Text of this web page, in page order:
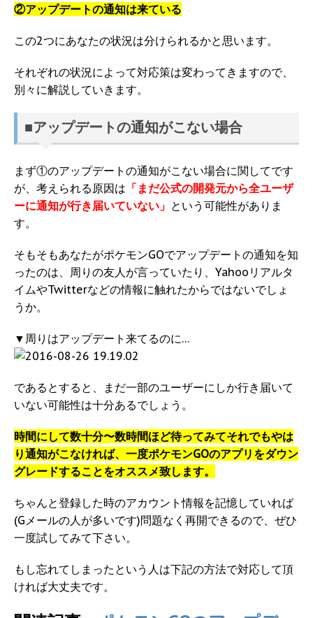
②アップデートの通知は来ている
この2つにあなたの状況は分けられるかと思います。
それぞれの状況によって対応策は変わってきますので、
別々に解説していきます。
■アップデートの通知がこない場合
まず①のアップデートの通知がこない場合に関してです
が、考えられる原因は 「まだ公式の開発元から全ユーザ
ーに通知が行き届いていない」 という可能性がありま
す。
そもそもあなたがポケモンGOでアップデートの通知を知
ったのは、周りの友人が言っていたり、Yahooリアルタ
イムやTwitterなどの情報に触れたからではないでしょ
うか。
▼周りはアップデート来てるのに…
であるとすると、まだ一部のユーザーにしか行き届いて
いない可能性は十分あるでしょう。
時間にして数十分〜数時間ほど待ってみてそれでもやは
り通知がこなければ、一度ポケモンGOのアプリをダウン
グレードすることをオススメ致します。
ちゃんと登録した時のアカウント情報を記憶していれば
(Gメールの人が多いです)問題なく再開できるので、ぜひ
一度試してみて下さい。
もし忘れてしまったという人は下記の方法で対応して頂
ければ大丈夫です。